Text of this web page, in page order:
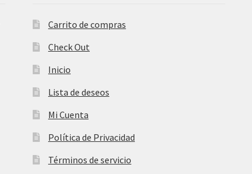
Carrito de compras
Check Out
Inicio
Lista de deseos
Mi Cuenta
Política de Privacidad
Términos de servicio